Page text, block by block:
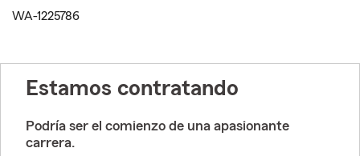
WA-1225786
Estamos contratando
Podría ser el comienzo de una apasionante
carrera.